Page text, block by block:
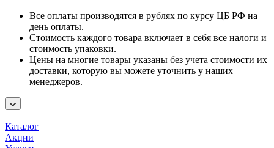
Все оплаты производятся в рублях по курсу ЦБ РФ на
день оплаты.
Стоимость каждого товара включает в себя все налоги и
стоимость упаковки.
Цены на многие товары указаны без учета стоимости их
доставки, которую вы можете уточнить у наших
менеджеров.
Каталог
Акции